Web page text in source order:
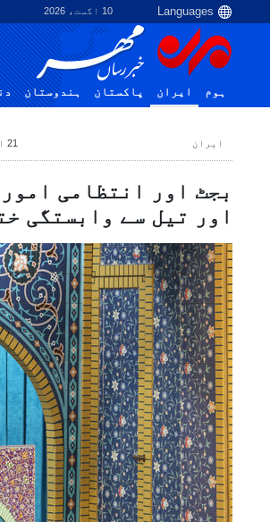
10 اگست، 2026
ہوم ایران پاکستان ہندوستان
ایران 21 اپریل، 2023، 11:14 PM
بجٹ اور انتظامی
اور تیل سے وابستگی